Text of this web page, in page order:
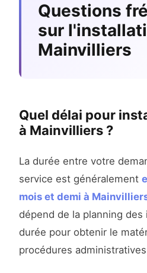
Questions
sur
Mainvilliers
Quel délai pour
à Mainvilliers ?
La durée entre votre
service est généralement
mois et demi à
dépend de la planning
durée pour obtenir le
procédures